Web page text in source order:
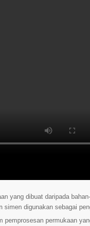
yang dibuat daripada
digunakan sebagai
pemprosesan permukaan